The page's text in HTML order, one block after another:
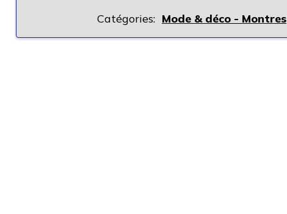
Catégories: Mode & déco - Montres